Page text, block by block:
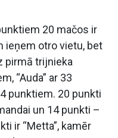
20 mačos ir
ieņem otro vietu, bet
pirmā trijnieka
“Auda” ar 33
punktiem. 20 punkti
un 14 punkti –
ir “Metta”, kamēr